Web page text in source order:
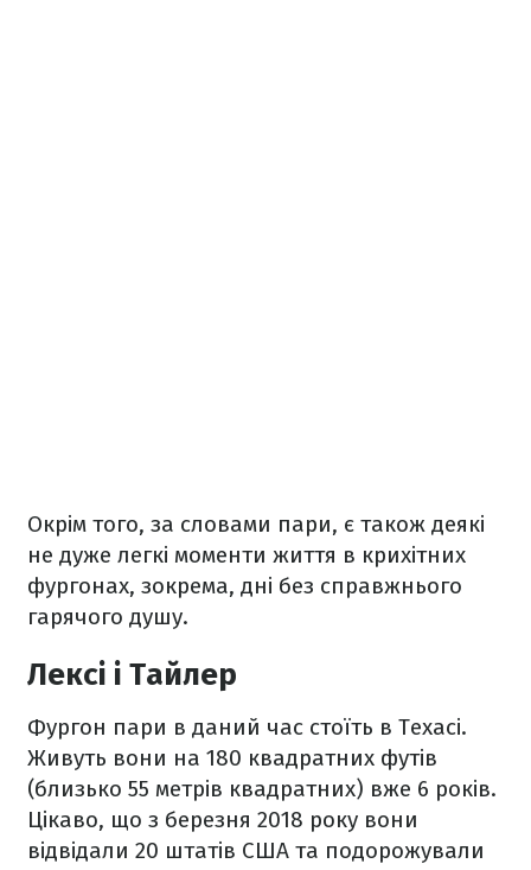
Окрім того, за словами пари, є також деякі
не дуже легкі моменти життя в крихітних
фургонах, зокрема, дні без справжнього
гарячого душу.
Лексі і Тайлер
Фургон пари в даний час стоїть в Техасі.
Живуть вони на 180 квадратних футів
(близько 55 метрів квадратних) вже 6 років.
Цікаво, що з березня 2018 року вони
відвідали 20 штатів США та подорожували